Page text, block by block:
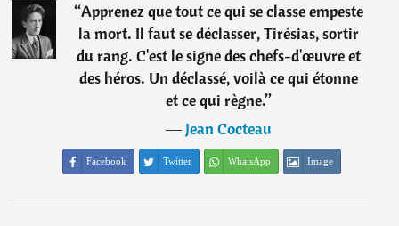
“Apprenez que tout ce qui se classe empeste
la mort. Il faut se déclasser, Tirésias, sortir
du rang. C'est le signe des chefs-d'œuvre et
des héros. Un déclassé, voilà ce qui étonne
et ce qui règne.”
―Jean Cocteau
Facebook Twitter WhatsApp Image